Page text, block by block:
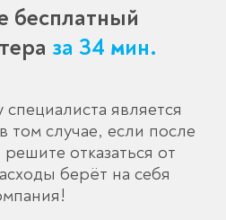
бесплатный
за 34 мин.
является
том случае, если после
отказаться от
берёт на себя